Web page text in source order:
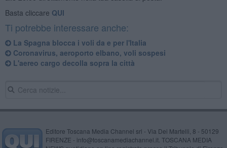
Basta cliccare QUI
Ti potrebbe interessare anche:
La Spagna blocca i voli da e per l'Italia
Coronavirus, aeroporto elbano, voli sospesi
L'aereo cargo decolla sopra la città
Editore Toscana Media Channel srl - Via Dei Martelli, 8 - 50129
FIRENZE - info@toscanamediachannel.it. TOSCANA MEDIA